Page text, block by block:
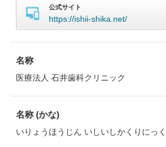
公式サイト
https://ishii-shika.net/
名称
医療法人 石井歯科クリニック
名称 (かな)
いりょうほうじん いしいしかくりにっく